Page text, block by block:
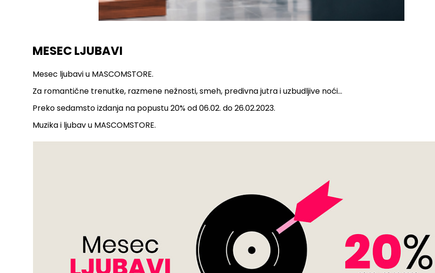
MESEC LJUBAVI
Mesec ljubavi u MASCOMSTORE.
Za romantične trenutke, razmene nežnosti, smeh, predivna jutra i uzbudljive noći…
Preko sedamsto izdanja na popustu 20% od 06.02. do 26.02.2023.
Muzika i ljubav u MASCOMSTORE.